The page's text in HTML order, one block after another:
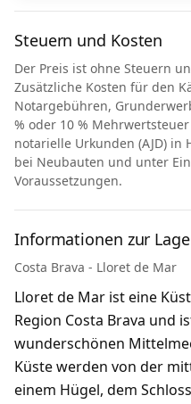
Steuern und Kosten
Der Preis ist ohne Steuern
Zusätzliche Kosten für den
Notargebühren,
% oder 10 %
notarielle Urkunden (AJD) in
bei Neubauten und unter
Voraussetzungen.
Informationen zur
Costa Brava - Lloret de Mar
Lloret de Mar ist eine
Region Costa Brava und
wunderschönen
Küste werden von der
einem Hügel, dem